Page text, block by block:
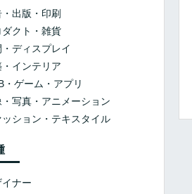
・出版・印刷
ダクト・雑貨
・ディスプレイ
インテリア
・ゲーム・アプリ
写真・アニメーション
ッション・テキスタイル
ナー